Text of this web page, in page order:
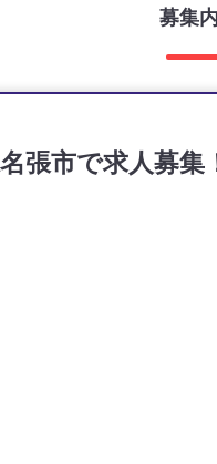
募集
張市で求人募集